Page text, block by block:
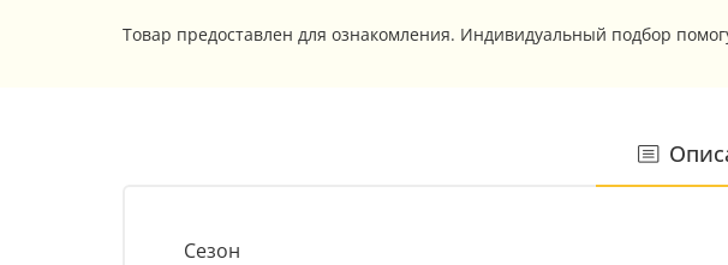
Товар предоставлен для ознакомления. Индивидуальный подбор
Сезон